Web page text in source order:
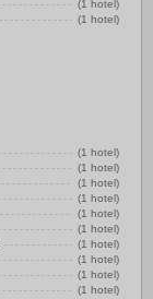
(1 hotel)
(1 hotel)
(1 hotel)
(1 hotel)
(1 hotel)
(1 hotel)
(1 hotel)
(1 hotel)
(1 hotel)
(1 hotel)
(1 hotel)
(1 hotel)